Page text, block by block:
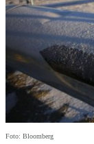
Foto: Bloomberg